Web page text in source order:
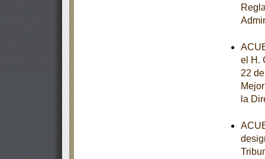
el H.
22
la